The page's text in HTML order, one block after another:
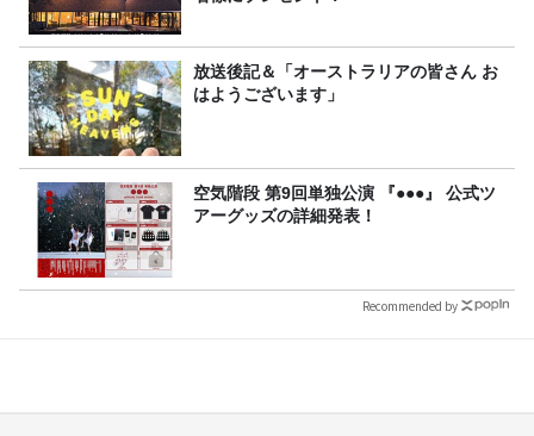
放送後記＆「オーストラリアの皆さん お
はようございます」
空気階段 第9回単独公演 『●●●』 公式ツ
アーグッズの詳細発表！
Recommended by